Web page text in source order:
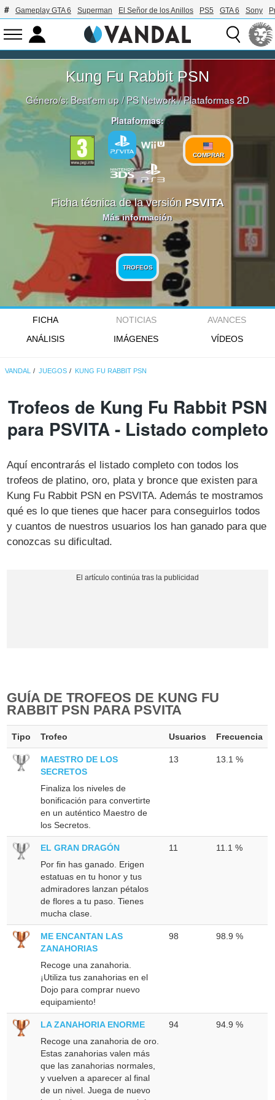
Gameplay GTA 6 Superman El Señor de los Anillos PS5 GTA 6 Sony
Kung Fu Rabbit PSN
Género/s: Beat'em up/PS Network/Plataformas 2D
Plataformas:
COMPRAR
Ficha técnica de la versión PSVITA
Más información
TROFEOS
FICHA NOTICIAS
AVANCES
ANÁLISIS
IMÁGENES VÍDEOS
VANDAL JUEGOS KUNG FU RABBIT PSN
Trofeos de Kung Fu Rabbit PSN
para PSVITA - Listado completo
Aquí encontrarás el listado completo con todos los
trofeos de platino, oro, plata y bronce que existen para
Kung Fu Rabbit PSN en PSVITA. Además te mostramos
qué es lo que tienes que hacer para conseguirlos todos
y cuantos de nuestros usuarios los han ganado para que
conozcas su dificultad.
GUÍA DE TROFEOS DE KUNG FU
RABBIT PSN PARA PSVITA
Tipo Trofeo Usuarios Frecuencia
MAESTRO DE LOS
SECRETOS
Finaliza los niveles de
bonificación para convertirte
en un auténtico Maestro de
los Secretos.
13 13.1 %
EL GRAN DRAGÓN
Por fin has ganado. Erigen
estatuas en tu honor y tus
admiradores lanzan pétalos
de flores a tu paso. Tienes
mucha clase.
11 11.1 %
ME ENCANTAN LAS
ZANAHORIAS
Recoge una zanahoria.
¡Utiliza tus zanahorias en el
Dojo para comprar nuevo
equipamiento!
98 98.9 %
LA ZANAHORIA ENORME
Recoge una zanahoria de oro.
Estas zanahorias valen más
que las zanahorias normales,
y vuelven a aparecer al final
de un nivel. Juega de nuevo
94 94.9 %